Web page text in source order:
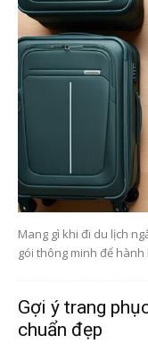
Mang gì khi đi du lịch
gói thông minh để
Gợi ý trang
chuẩn đẹp